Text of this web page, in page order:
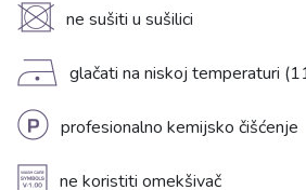
U ne sušiti u sušilici
D glačati na niskoj temperaturi
L profesionalno kemijsko čišćenje
ne koristiti omekšivač